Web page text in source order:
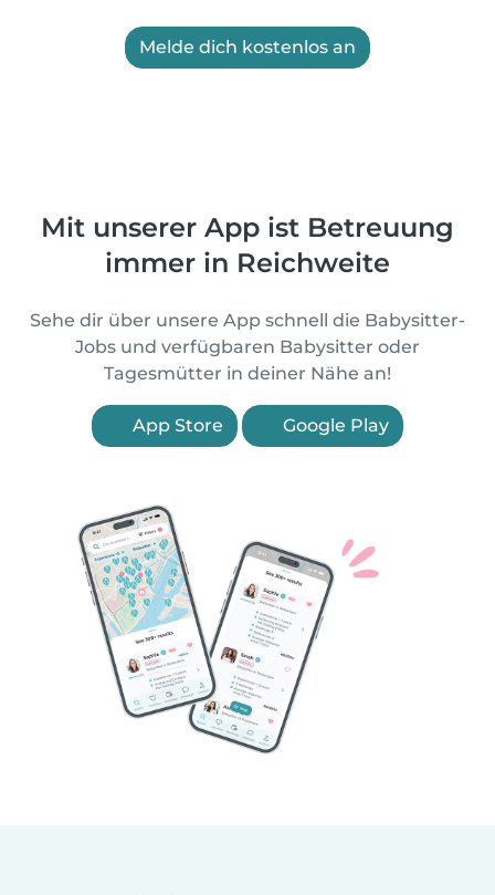
Melde dich kostenlos an
Mit unserer App ist Betreuung
immer in Reichweite
Sehe dir über unsere App schnell die Babysitter-
Jobs und verfügbaren Babysitter oder
Tagesmütter in deiner Nähe an!
App Store Google Play